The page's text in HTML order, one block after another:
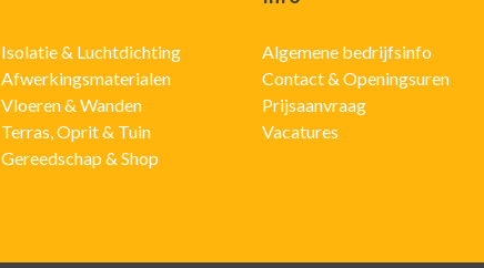
Isolatie & Luchtdichting
Afwerkingsmaterialen
Vloeren & Wanden
Terras, Oprit & Tuin
Gereedschap & Shop
Algemene bedrijfsinfo
Contact & Openingsuren
Prijsaanvraag
Vacatures